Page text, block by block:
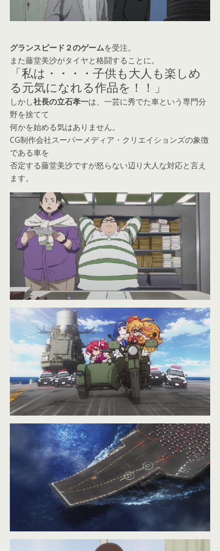
グランスピード２のゲームを受注。
また藤堂美沙がタイヤと格闘することに。
「私は・・・・子供も大人も楽しめ
る元気になれる作品を！！」
しかし社長の立石孝一は、一芸に秀でた車という専門分
野を捨てて
何かを始める気はありません。
CG制作会社スーパーメディア・クリエイションズの象徴
である車を
否定する藤堂美沙ですが怒らない辺り大人な対応と言え
ます。